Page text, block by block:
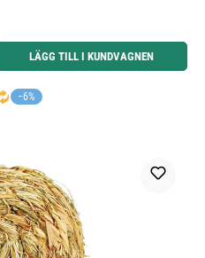
−6%
knapparna för att öka eller minska kvantiteten.
LÄGG TILL I KUNDVAGNEN